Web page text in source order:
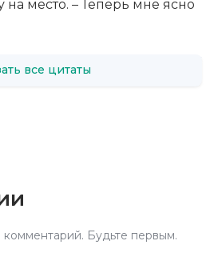
на место. – Теперь мне ясно
все цитаты
комментарий. Будьте первым.